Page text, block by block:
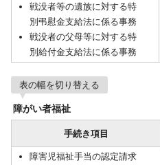
戦没者等の遺族に対する特
別弔慰金支給法に係る事務
戦没者の父母等に対する特
別給付金支給法に係る事務
表の幅を切り替える
障がい者福祉
手続き項目
障害児福祉手当の認定請求